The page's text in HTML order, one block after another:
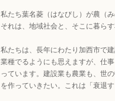
私たち葉名菱（はなびし）が農（
それは、地域社会と、そこに暮ら
私たちは、長年にわたり加西市で
業種でるようにも思えますが、仕
っています。建設業も農業も、世
を作っていきたい。これは「衰退